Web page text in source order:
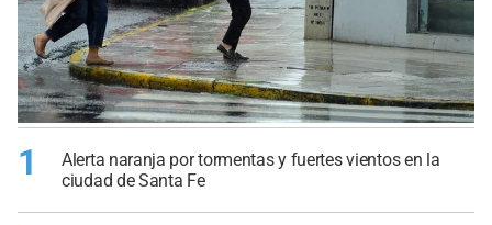
1
Alerta naranja por tormentas y fuertes vientos en la
ciudad de Santa Fe